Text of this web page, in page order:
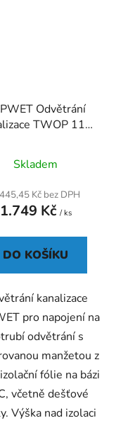
Odvětrání
TWOP 110
hodnocení
produktu
je
z
Skladem
Kč bez DPH
1.749 Kč / ks
DO KOŠÍKU
kanalizace
pro napojení na
odvětrání s
manžetou z
fólie na bázi
včetně dešťové
Výška nad izolaci